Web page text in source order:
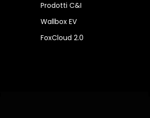
Prodotti C&I
Wallbox EV
FoxCloud 2.0